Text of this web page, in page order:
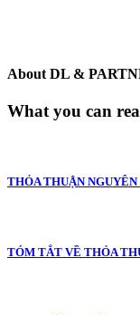
About DL &
What you can
THỎA THUẬN
TÓM TẮT VỀ THỎA